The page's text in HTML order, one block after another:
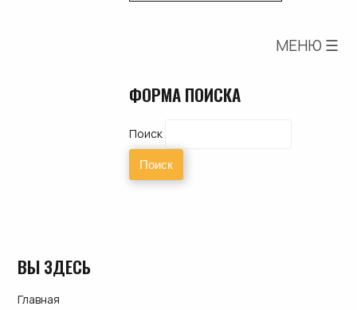
МЕНЮ ☰
ФОРМА ПОИСКА
Поиск
ВЫ ЗДЕСЬ
Главная